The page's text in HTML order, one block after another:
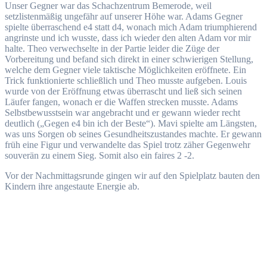
Unser Gegner war das Schachzentrum Bemerode, weil
setzlistenmäßig ungefähr auf unserer Höhe war. Adams Gegner
spielte überraschend e4 statt d4, wonach mich Adam triumphierend
angrinste und ich wusste, dass ich wieder den alten Adam vor mir
halte. Theo verwechselte in der Partie leider die Züge der
Vorbereitung und befand sich direkt in einer schwierigen Stellung,
welche dem Gegner viele taktische Möglichkeiten eröffnete. Ein
Trick funktionierte schließlich und Theo musste aufgeben. Louis
wurde von der Eröffnung etwas überrascht und ließ sich seinen
Läufer fangen, wonach er die Waffen strecken musste. Adams
Selbstbewusstsein war angebracht und er gewann wieder recht
deutlich („Gegen e4 bin ich der Beste“). Mavi spielte am Längsten,
was uns Sorgen ob seines Gesundheitszustandes machte. Er gewann
früh eine Figur und verwandelte das Spiel trotz zäher Gegenwehr
souverän zu einem Sieg. Somit also ein faires 2 -2.
Vor der Nachmittagsrunde gingen wir auf den Spielplatz bauten den
Kindern ihre angestaute Energie ab.